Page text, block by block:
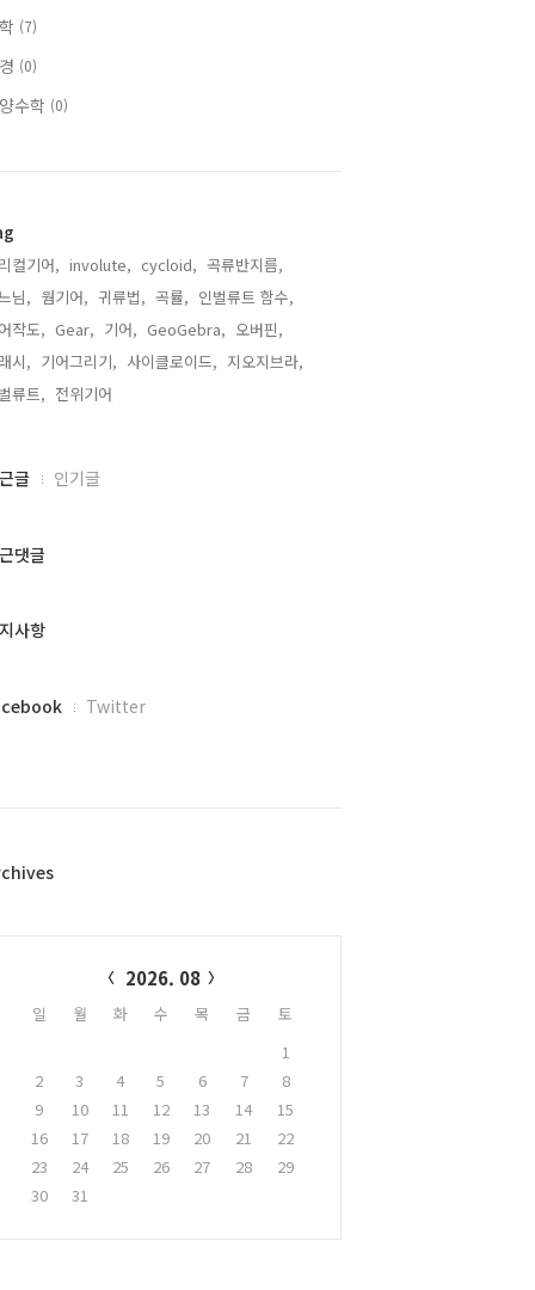
(7)
(0)
수학 (0)
컬기어, involute, cycloid, 곡류반지름,
님, 웜기어, 귀류법, 곡률, 인벌류트 함수,
작도, Gear, 기어, GeoGebra, 오버핀,
시, 기어그리기, 사이클로이드, 지오지브라,
류트, 전위기어,
글 인기글
댓글
사항
Twitter
2026. 08
일 월 화 수 목 금
토
1
2
3 4 5 6 7
8
9
10 11 12 13 14
15
16
17 18 19 20 21
22
23
24 25 26 27 28
29
30
31